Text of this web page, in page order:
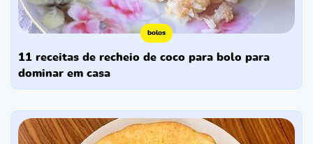
bolos
11 receitas de recheio de coco para bolo para
dominar em casa